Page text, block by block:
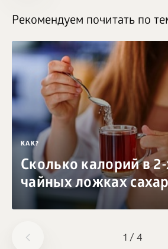
1 / 4
Рекомендуем почитать по
КАК?
Сколько калорий в
чайных ложках